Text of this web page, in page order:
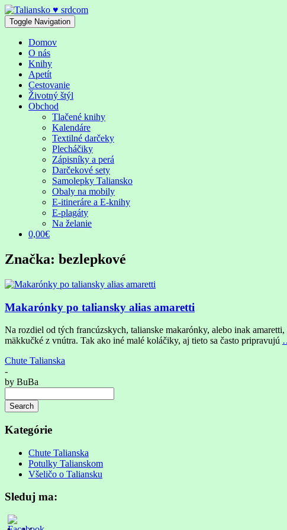
Skip
to
content
Toggle Navigation
Domov
O nás
Knihy
Apetít
Cestovanie
Životný štýl
Obchod
Tlačené knihy
Kalendáre
Textilné darčeky
Plecháčiky
Zápisníky a perá
Darčekové sety
Samolepky Taliansko
Obaly na mobily
E-itineráre a E-knihy
E-plagáty
Na želanie
0,00€
Značka: bezlepkové
Makarónky po taliansky alias amaretti
Na rozdiel od tých francúzskych, talianske makarónky, alebo inak
mäkkučké z vnútra. Tak ako iné malé koláčiky, aj tieto sa často pripravujú
Chute Talianska
-
by BuBa
Search
is
progress
Kategórie
Chute Talianska
Potulky Talianskom
Všeličo o Taliansku
Sleduj ma: